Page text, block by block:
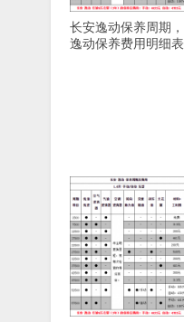
长安逸动保养周期，
逸动保养费用明细表